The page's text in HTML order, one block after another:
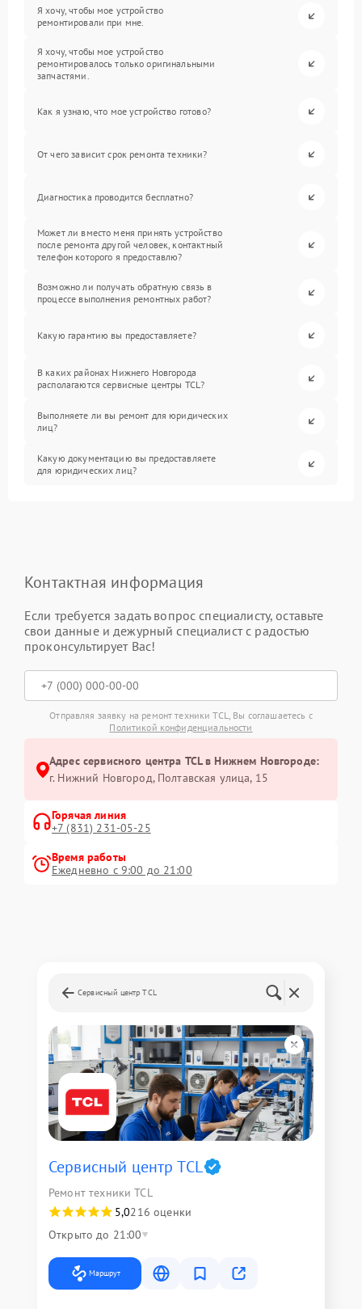
Я хочу, чтобы мое устройство
ремонтировали при мне.
Я хочу, чтобы мое устройство
ремонтировалось только оригинальными
запчастями.
Как я узнаю, что мое устройство готово?
От чего зависит срок ремонта техники?
Диагностика проводится бесплатно?
Может ли вместо меня принять устройство
после ремонта другой человек, контактный
телефон которого я предоставлю?
Возможно ли получать обратную связь в
процессе выполнения ремонтных работ?
Какую гарантию вы предоставляете?
В каких районах Нижнего Новгорода
располагаются сервисные центры TCL?
Выполняете ли вы ремонт для юридических
лиц?
Какую документацию вы предоставляете
для юридических лиц?
Контактная информация
Если требуется задать вопрос специалисту, оставьте
свои данные и дежурный специалист с радостью
проконсультирует Вас!
Отправляя заявку на ремонт техники TCL, Вы соглашаетесь с
Политикой конфиденциальности
Адрес сервисного центра TCL в Нижнем Новгороде:
г. Нижний Новгород, Полтавская улица, 15
Горячая линия
+7 (831) 231-05-25
Время работы
Ежедневно с 9:00 до 21:00
Сервисный центр TCL
Сервисный центр TCL
Ремонт техники TCL
5,0216 оценки
Открыто до 21:00
Маршрут